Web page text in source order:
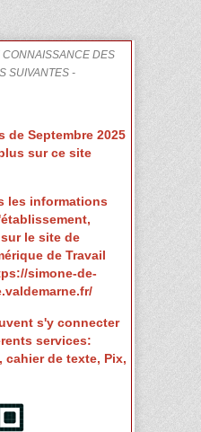
DES
SUIVANTES -
de Septembre 2025
sur ce site
les informations
le site de
de Travail
simone-de-
s'y connecter
services:
cahier de texte, Pix,